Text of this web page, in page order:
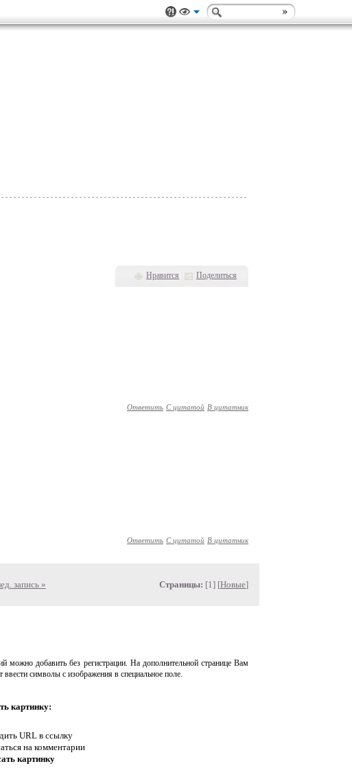
Нравится Поделиться
Ответить С цитатой В цитатник
Ответить С цитатой В цитатник
запись » Страницы: [1] [Новые]
можно добавить без регистрации. На дополнительной странице Вам
ввести символы с изображения в специальное поле.
картинку:
URL в ссылку
на комментарии
картинку